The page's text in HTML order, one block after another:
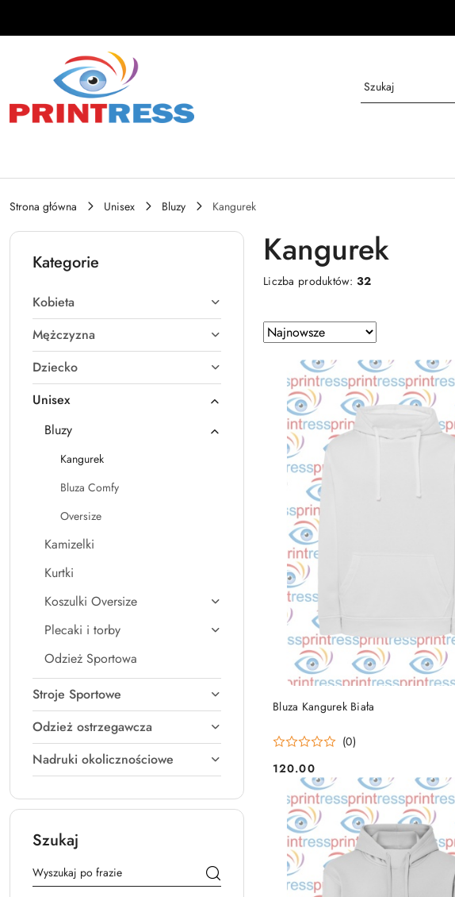
Strona główna Unisex Bluzy Kangurek
Kategorie
Kobieta
Mężczyzna
Dziecko
Unisex
Bluzy
Kangurek
Bluza Comfy
Oversize
Kamizelki
Kurtki
Koszulki Oversize
Plecaki i torby
Odzież Sportowa
Stroje Sportowe
Odzież ostrzegawcza
Nadruki okolicznościowe
Szukaj
Kangurek
Liczba produktów:32
Zastosowano
sortowanie:
Najnowsze.
Sortuj
według
Bluza Kangurek Biała
(0)
Cena:
120.00